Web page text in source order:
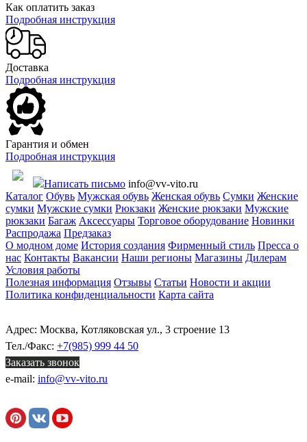
Как оплатить заказ
Подробная инструкция
Доставка
Подробная инструкция
Гарантия и обмен
Подробная инструкция
Написать письмо info@vv-vito.ru
Каталог Обувь Мужская обувь Женская обувь Сумки Женские
сумки Мужские сумки Рюкзаки Женские рюкзаки Мужские
рюкзаки Багаж Аксессуары Торговое оборудование Новинки
Распродажа Предзаказ
О модном доме История создания Фирменный стиль Пресса о
нас Контакты Вакансии Наши регионы Магазины Дилерам
Условия работы
Полезная информация Отзывы Статьи Новости и акции
Политика конфиденциальности Карта сайта
Адрес: Москва, Котляковская ул., 3 строение 13
Тел./Факс: +7(985) 999 44 50
Заказать звонок
e-mail: info@vv-vito.ru